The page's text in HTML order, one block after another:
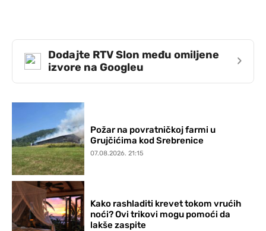
Dodajte RTV Slon među omiljene
izvore na Googleu
›
Požar na povratničkoj farmi u
Grujčićima kod Srebrenice
07.08.2026. 21:15
Kako rashladiti krevet tokom vrućih
noći? Ovi trikovi mogu pomoći da
lakše zaspite